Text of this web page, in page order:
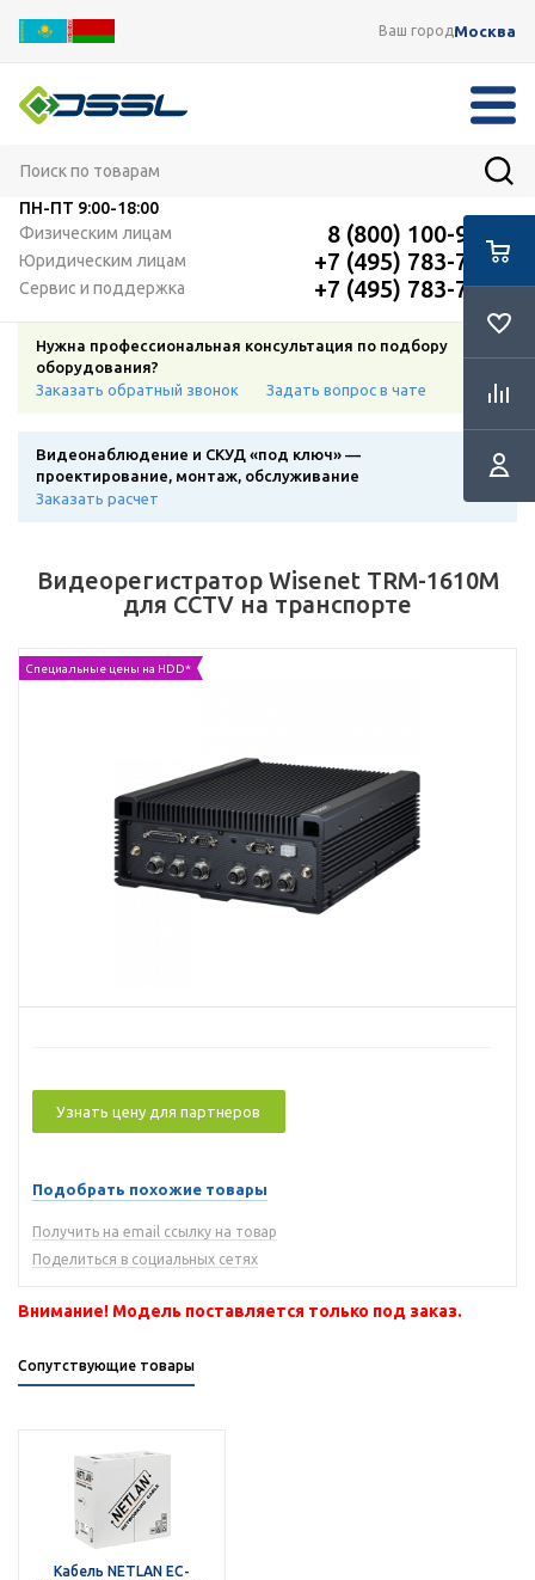
Ваш городМосква
ПН-ПТ 9:00-18:00
Физическим лицам
8 (800) 100-91-12
Юридическим лицам +7 (495) 783-72-87
Сервис и поддержка +7 (495) 783-72-87
Нужна профессиональная консультация по подбору
оборудования?
Заказать обратный звонок
Задать вопрос в чате
Видеонаблюдение и СКУД «под ключ» —
проектирование, монтаж, обслуживание
Заказать расчет
Видеорегистратор Wisenet TRM-1610M
для CCTV на транспорте
Специальные цены на HDD*
Узнать цену для партнеров
Подобрать похожие товары
Получить на email ссылку на товар
Поделиться в социальных сетях
Внимание! Модель поставляется только под заказ.
Сопутствующие товары
Кабель NETLAN EC-